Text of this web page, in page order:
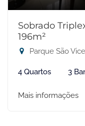
Sobrado
196m²
Parque São
4 Quartos 3
Mais informações